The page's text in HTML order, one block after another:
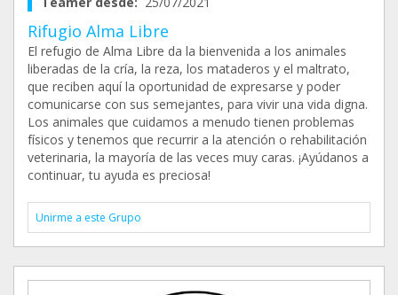
Rifugio Alma Libre
El refugio de Alma Libre da la bienvenida a los animales
liberadas de la cría, la reza, los mataderos y el maltrato,
que reciben aquí la oportunidad de expresarse y poder
comunicarse con sus semejantes, para vivir una vida digna.
Los animales que cuidamos a menudo tienen problemas
físicos y tenemos que recurrir a la atención o rehabilitación
veterinaria, la mayoría de las veces muy caras. ¡Ayúdanos a
continuar, tu ayuda es preciosa!
Unirme a este Grupo